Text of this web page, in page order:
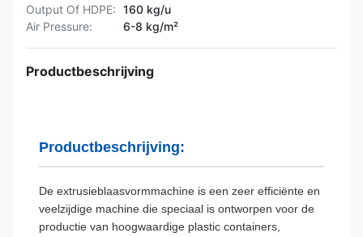
Output Of HDPE: 160 kg/u
Air Pressure:
6-8 kg/m²
Productbeschrijving
Productbeschrijving:
De extrusieblaasvormmachine is een zeer efficiënte en
veelzijdige machine die speciaal is ontworpen voor de
productie van hoogwaardige plastic containers,